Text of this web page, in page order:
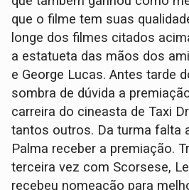
que o filme tem suas
longe dos filmes citados
a estatueta das mãos dos
e George Lucas. Antes tarde
sombra de dúvida a
carreira do cineasta de Taxi
tantos outros. Da turma falta
Palma receber a premiação.
terceira vez com Scorsese,
recebeu nomeação para